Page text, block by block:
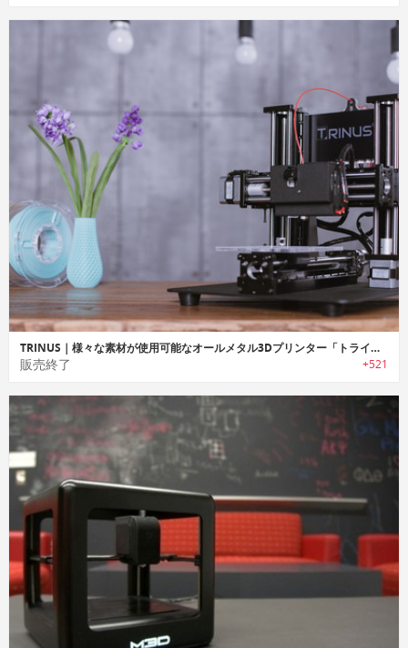
TRINUS｜様々な素材が使用可能なオールメタル3Dプリンター「トライナス」
販売終了 +521